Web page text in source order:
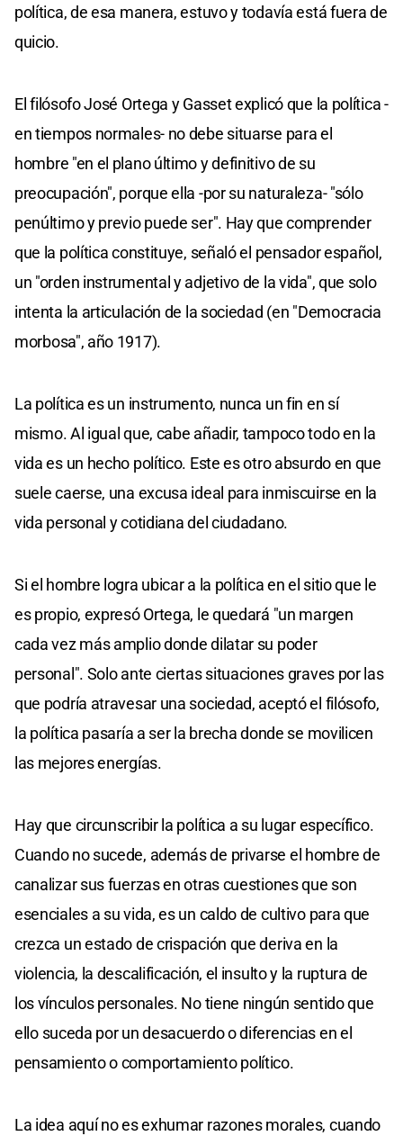
política, de esa manera, estuvo y todavía está fuera de
quicio.
El filósofo José Ortega y Gasset explicó que la política -
en tiempos normales- no debe situarse para el
hombre "en el plano último y definitivo de su
preocupación", porque ella -por su naturaleza- "sólo
penúltimo y previo puede ser". Hay que comprender
que la política constituye, señaló el pensador español,
un "orden instrumental y adjetivo de la vida", que solo
intenta la articulación de la sociedad (en "Democracia
morbosa", año 1917).
La política es un instrumento, nunca un fin en sí
mismo. Al igual que, cabe añadir, tampoco todo en la
vida es un hecho político. Este es otro absurdo en que
suele caerse, una excusa ideal para inmiscuirse en la
vida personal y cotidiana del ciudadano.
Si el hombre logra ubicar a la política en el sitio que le
es propio, expresó Ortega, le quedará "un margen
cada vez más amplio donde dilatar su poder
personal". Solo ante ciertas situaciones graves por las
que podría atravesar una sociedad, aceptó el filósofo,
la política pasaría a ser la brecha donde se movilicen
las mejores energías.
Hay que circunscribir la política a su lugar específico.
Cuando no sucede, además de privarse el hombre de
canalizar sus fuerzas en otras cuestiones que son
esenciales a su vida, es un caldo de cultivo para que
crezca un estado de crispación que deriva en la
violencia, la descalificación, el insulto y la ruptura de
los vínculos personales. No tiene ningún sentido que
ello suceda por un desacuerdo o diferencias en el
pensamiento o comportamiento político.
La idea aquí no es exhumar razones morales, cuando